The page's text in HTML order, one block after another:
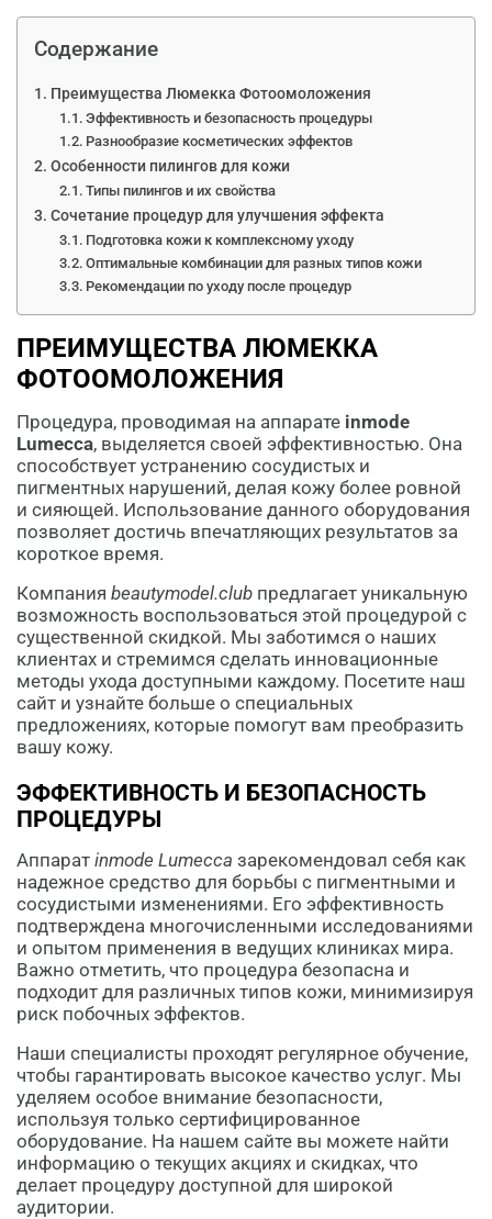
Содержание
Преимущества Люмекка Фотоомоложения
Эффективность и безопасность процедуры
Разнообразие косметических эффектов
Особенности пилингов для кожи
Типы пилингов и их свойства
Сочетание процедур для улучшения эффекта
Подготовка кожи к комплексному уходу
Оптимальные комбинации для разных типов кожи
Рекомендации по уходу после процедур
ПРЕИМУЩЕСТВА ЛЮМЕККА
ФОТООМОЛОЖЕНИЯ
Процедура, проводимая на аппарате inmode
Lumecca, выделяется своей эффективностью. Она
способствует устранению сосудистых и
пигментных нарушений, делая кожу более ровной
и сияющей. Использование данного оборудования
позволяет достичь впечатляющих результатов за
короткое время.
Компания beautymodel.club предлагает уникальную
возможность воспользоваться этой процедурой с
существенной скидкой. Мы заботимся о наших
клиентах и стремимся сделать инновационные
методы ухода доступными каждому. Посетите наш
сайт и узнайте больше о специальных
предложениях, которые помогут вам преобразить
вашу кожу.
ЭФФЕКТИВНОСТЬ И БЕЗОПАСНОСТЬ
ПРОЦЕДУРЫ
Аппарат inmode Lumecca зарекомендовал себя как
надежное средство для борьбы с пигментными и
сосудистыми изменениями. Его эффективность
подтверждена многочисленными исследованиями
и опытом применения в ведущих клиниках мира.
Важно отметить, что процедура безопасна и
подходит для различных типов кожи, минимизируя
риск побочных эффектов.
Наши специалисты проходят регулярное обучение,
чтобы гарантировать высокое качество услуг. Мы
уделяем особое внимание безопасности,
используя только сертифицированное
оборудование. На нашем сайте вы можете найти
информацию о текущих акциях и скидках, что
делает процедуру доступной для широкой
аудитории.